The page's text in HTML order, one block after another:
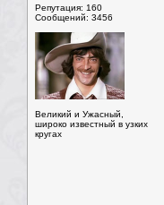
Репутация: 160
Сообщений: 3456
Великий и Ужасный,
широко известный в узких
кругах